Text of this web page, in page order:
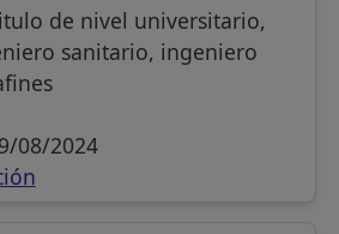
de nivel universitario,
sanitario, ingeniero
08/2024